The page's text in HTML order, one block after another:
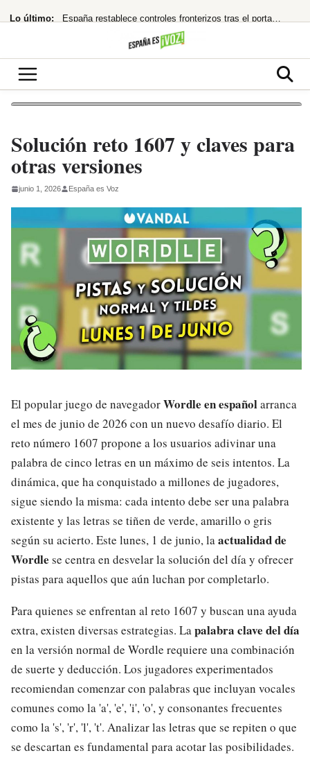
al Lo último: España restablece controles fronterizos tras el portazo de Italia
¿cuándo te costará un ojo de la cara?
Solución reto 1607 y claves para
otras versiones
junio 1, 2026 España es Voz
El popular juego de navegadorWordle en españolarranca
el mes de junio de 2026 con un nuevo desafío diario. El
reto número 1607 propone a los usuarios adivinar una
palabra de cinco letras en un máximo de seis intentos. La
dinámica, que ha conquistado a millones de jugadores,
sigue siendo la misma: cada intento debe ser una palabra
existente y las letras se tiñen de verde, amarillo o gris
según su acierto. Este lunes, 1 de junio, laactualidad de
Wordle se centra en desvelar la solución del día y ofrecer
pistas para aquellos que aún luchan por completarlo.
Para quienes se enfrentan al reto 1607 y buscan una ayuda
extra, existen diversas estrategias. Lapalabra clave del día
en la versión normal de Wordle requiere una combinación
de suerte y deducción. Los jugadores experimentados
recomiendan comenzar con palabras que incluyan vocales
comunes como la 'a', 'e', 'i', 'o', y consonantes frecuentes
como la 's', 'r', 'l', 't'. Analizar las letras que se repiten o que
se descartan es fundamental para acotar las posibilidades.